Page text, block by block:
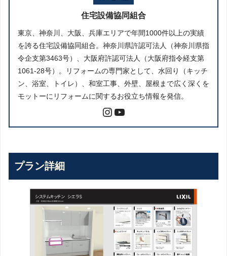
住宅設備協同組合
東京、神奈川、大阪、兵庫エリアで年間1000件以上の実績
を誇る住宅設備協同組合。神奈川県許認可法人（神奈川県指
令企支第3463号）、大阪府許認可法人（大阪府指令経支第
1061-28号）。リフォームの専門家として、水回り（キッチ
ン、浴室、トイレ）、和室工事、外壁、屋根まで広く深くを
モットーにリフォームに関するお役立ち情報を発信。
プラン詳細